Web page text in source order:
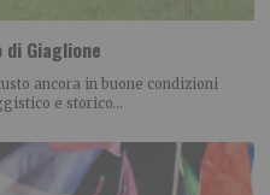
Giaglione
ancora in buone condizioni
e storico…